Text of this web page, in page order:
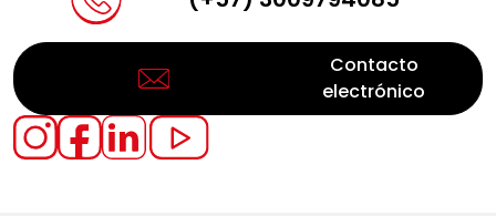
Contacto
electrónico